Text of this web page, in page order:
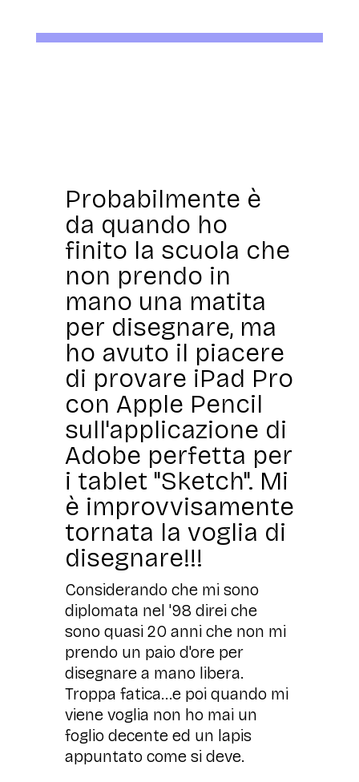
Probabilmente è
da quando ho
finito la scuola che
non prendo in
mano una matita
per disegnare, ma
ho avuto il piacere
di provare iPad Pro
con Apple Pencil
sull'applicazione di
Adobe perfetta per
i tablet "Sketch". Mi
è improvvisamente
tornata la voglia di
disegnare!!!
Considerando che mi sono
diplomata nel '98 direi che
sono quasi 20 anni che non mi
prendo un paio d'ore per
disegnare a mano libera.
Troppa fatica...e poi quando mi
viene voglia non ho mai un
foglio decente ed un lapis
appuntato come si deve.